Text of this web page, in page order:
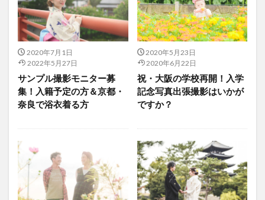
2020年7月1日
2022年5月27日
サンプル撮影モニター募
集！入籍予定の方＆京都・
奈良で浴衣着る方
2020年5月23日
2020年6月22日
祝・大阪の学校再開！入学
記念写真出張撮影はいかが
ですか？